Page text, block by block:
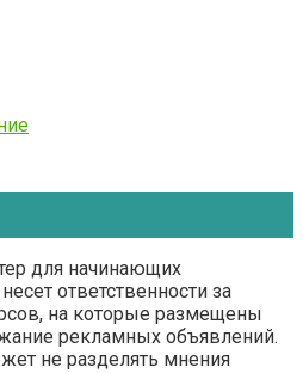
для начинающих
ответственности за
на которые размещены
рекламных объявлений.
не разделять мнения